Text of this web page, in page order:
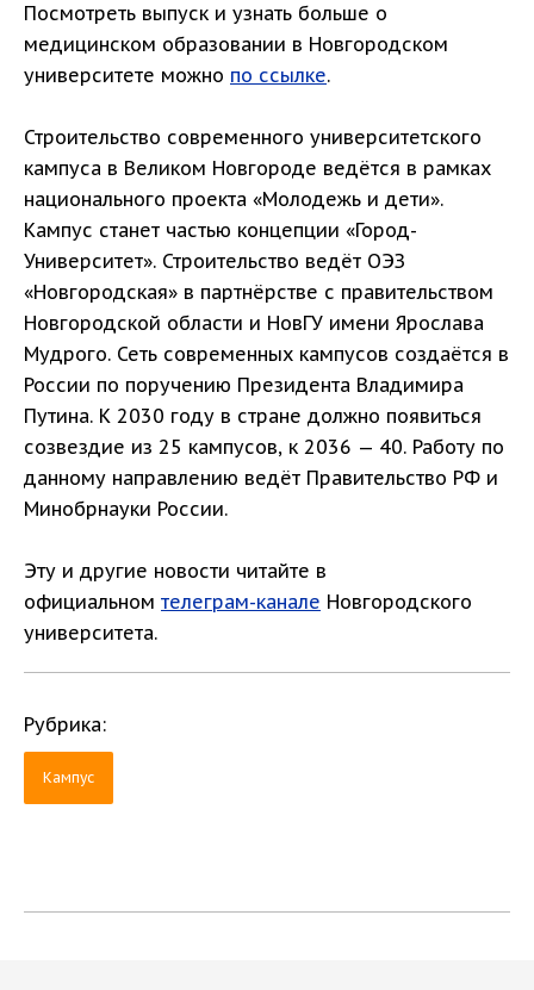
Посмотреть выпуск и узнать больше о
медицинском образовании в Новгородском
университете можно по ссылке.
Строительство современного университетского
кампуса в Великом Новгороде ведётся в рамках
национального проекта «Молодежь и дети».
Кампус станет частью концепции «Город-
Университет». Строительство ведёт ОЭЗ
«Новгородская» в партнёрстве с правительством
Новгородской области и НовГУ имени Ярослава
Мудрого. Сеть современных кампусов создаётся в
России по поручению Президента Владимира
Путина. К 2030 году в стране должно появиться
созвездие из 25 кампусов, к 2036 — 40. Работу по
данному направлению ведёт Правительство РФ и
Минобрнауки России.
Эту и другие новости читайте в
официальном телеграм-канале Новгородского
университета.
Рубрика:
Кампус